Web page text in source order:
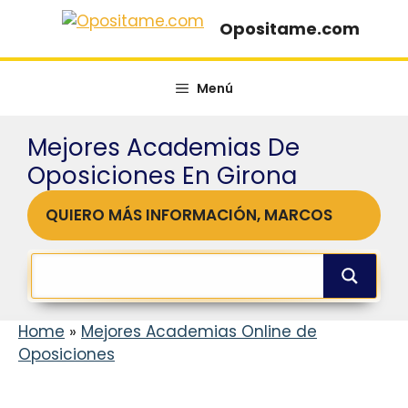
contenido
Opositame.com
Menú
Mejores Academias De
Oposiciones En Girona
QUIERO MÁS INFORMACIÓN, MARCOS
Home » Mejores Academias Online de
Oposiciones